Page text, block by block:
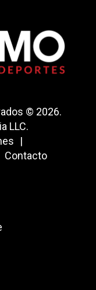
© 2026.
LLC.
Contacto